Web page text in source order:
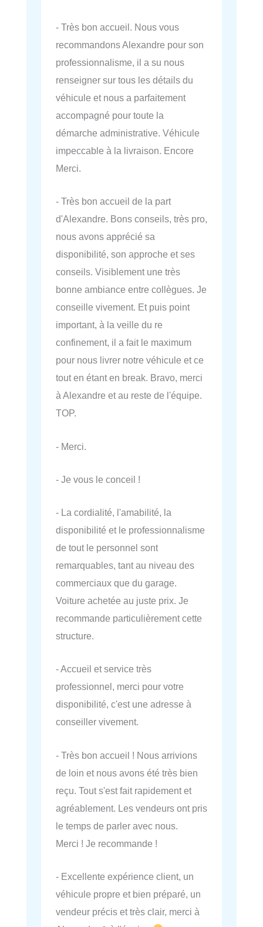
- Très bon accueil. Nous vous
recommandons Alexandre pour son
professionnalisme, il a su nous
renseigner sur tous les détails du
véhicule et nous a parfaitement
accompagné pour toute la
démarche administrative. Véhicule
impeccable à la livraison. Encore
Merci.
- Très bon accueil de la part
d'Alexandre. Bons conseils, très pro,
nous avons apprécié sa
disponibilité, son approche et ses
conseils. Visiblement une très
bonne ambiance entre collègues. Je
conseille vivement. Et puis point
important, à la veille du re
confinement, il a fait le maximum
pour nous livrer notre véhicule et ce
tout en étant en break. Bravo, merci
à Alexandre et au reste de l'équipe.
TOP.
- Merci.
- Je vous le conceil !
- La cordialité, l'amabilité, la
disponibilité et le professionnalisme
de tout le personnel sont
remarquables, tant au niveau des
commerciaux que du garage.
Voiture achetée au juste prix. Je
recommande particulièrement cette
structure.
- Accueil et service très
professionnel, merci pour votre
disponibilité, c'est une adresse à
conseiller vivement.
- Très bon accueil ! Nous arrivions
de loin et nous avons été très bien
reçu. Tout s'est fait rapidement et
agréablement. Les vendeurs ont pris
le temps de parler avec nous.
Merci ! Je recommande !
- Excellente expérience client, un
véhicule propre et bien préparé, un
vendeur précis et très clair, merci à